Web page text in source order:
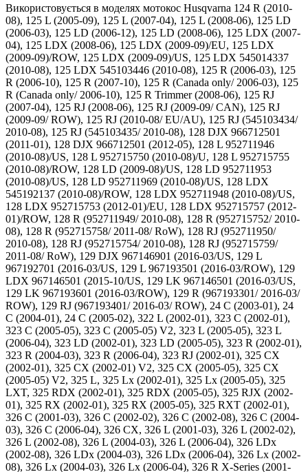
Використовується в моделях мотокос Husqvarna 124 R (2010-
08), 125 L (2005-09), 125 L (2007-04), 125 L (2008-06), 125 LD
(2006-03), 125 LD (2006-12), 125 LD (2008-06), 125 LDX (2007-
04), 125 LDX (2008-06), 125 LDX (2009-09)/EU, 125 LDX
(2009-09)/ROW, 125 LDX (2009-09)/US, 125 LDX 545014337
(2010-08), 125 LDX 545103446 (2010-08), 125 R (2006-03), 125
R (2006-10), 125 R (2007-10), 125 R (Canada only/ 2006-03), 125
R (Canada only/ 2006-10), 125 R Trimmer (2008-06), 125 RJ
(2007-04), 125 RJ (2008-06), 125 RJ (2009-09/ CAN), 125 RJ
(2009-09/ ROW), 125 RJ (2010-08/ EU/AU), 125 RJ (545103434/
2010-08), 125 RJ (545103435/ 2010-08), 128 DJX 966712501
(2011-01), 128 DJX 966712501 (2012-05), 128 L 952711946
(2010-08)/US, 128 L 952715750 (2010-08)/U, 128 L 952715755
(2010-08)/ROW, 128 LD (2009-08)/US, 128 LD 952711953
(2010-08)/US, 128 LD 952711969 (2010-08)/US, 128 LDX
545192137 (2010-08)/ROW, 128 LDX 952711948 (2010-08)/US,
128 LDX 952715753 (2012-01)/EU, 128 LDX 952715757 (2012-
01)/ROW, 128 R (952711949/ 2010-08), 128 R (952715752/ 2010-
08), 128 R (952715758/ 2011-08/ RoW), 128 RJ (952711950/
2010-08), 128 RJ (952715754/ 2010-08), 128 RJ (952715759/
2011-08/ RoW), 129 DJX 967146901 (2016-03/US, 129 L
967192701 (2016-03/US, 129 L 967193501 (2016-03/ROW), 129
LDX 967146501 (2015-10/US, 129 LK 967146501 (2016-03/US,
129 LK 967193601 (2016-03/ROW), 129 R (967193301/ 2016-03/
ROW), 129 RJ (967193401/ 2016-03/ ROW), 24 C (2003-01), 24
C (2004-01), 24 C (2005-02), 322 L (2002-01), 323 C (2002-01),
323 C (2005-05), 323 C (2005-05) V2, 323 L (2005-05), 323 L
(2006-04), 323 LD (2002-01), 323 LD (2005-05), 323 R (2002-01),
323 R (2004-03), 323 R (2006-04), 323 RJ (2002-01), 325 CX
(2002-01), 325 CX (2002-01) V2, 325 CX (2005-05), 325 CX
(2005-05) V2, 325 L, 325 Lx (2002-01), 325 Lx (2005-05), 325
LXT, 325 RDX (2002-01), 325 RDX (2005-05), 325 RJX (2002-
01), 325 RX (2002-01), 325 RX (2005-05), 325 RXT (2002-01),
326 C (2001-03), 326 C (2002-02), 326 C (2002-08), 326 C (2004-
03), 326 C (2006-04), 326 CX, 326 L (2001-03), 326 L (2002-02),
326 L (2002-08), 326 L (2004-03), 326 L (2006-04), 326 LDx
(2002-08), 326 LDx (2004-03), 326 LDx (2006-04), 326 Lx (2002-
08), 326 Lx (2004-03), 326 Lx (2006-04), 326 R X-Series (2001-